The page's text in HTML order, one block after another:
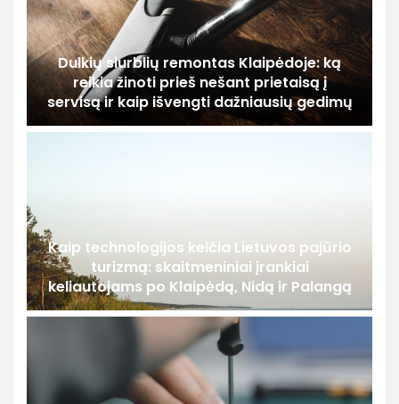
Dulkių siurblių remontas Klaipėdoje: ką
reikia žinoti prieš nešant prietaisą į
servisą ir kaip išvengti dažniausių gedimų
Kaip technologijos keičia Lietuvos pajūrio
turizmą: skaitmeniniai įrankiai
keliautojams po Klaipėdą, Nidą ir Palangą